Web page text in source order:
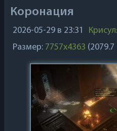
Коронация
2026-05-29 в 23:31
Размер: 7757x4363 (2079.7